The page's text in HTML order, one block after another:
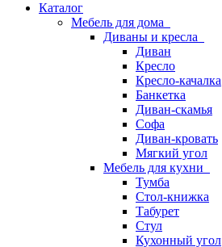
Каталог
Мебель для дома
Диваны и кресла
Диван
Кресло
Кресло-качалка
Банкетка
Диван-скамья
Софа
Диван-кровать
Мягкий угол
Мебель для кухни
Тумба
Стол-книжка
Табурет
Стул
Кухонный угол